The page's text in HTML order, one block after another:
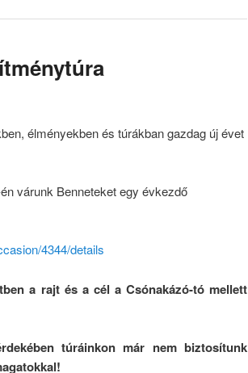
élményekben és túrákban gazdag új évet
várunk Benneteket egy évkezdő
4344/details
a rajt és a cél a Csónakázó-tó mellett
túráinkon már nem biztosítunk